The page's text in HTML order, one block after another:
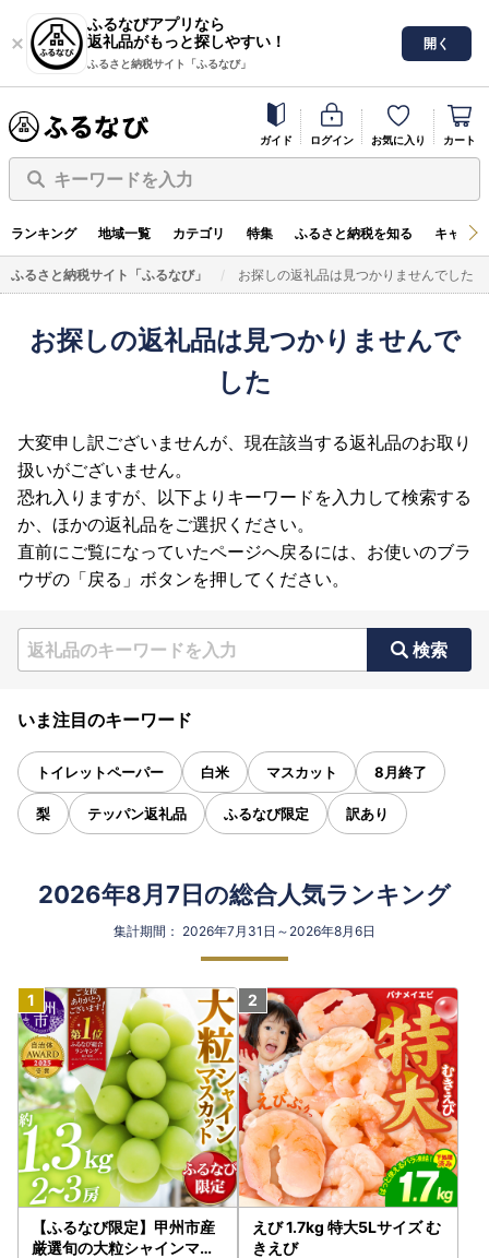
ふるなびアプリなら
返礼品がもっと探しやすい！
ふるさと納税サイト「ふるなび」
開く
ガイド ログイン お気に入り カート
キーワードを入力
ランキング 地域一覧 カテゴリ 特集 ふるさと納税を知る キャン
ふるさと納税サイト「ふるなび」 お探しの返礼品は見つかりませんでした
お探しの返礼品は見つかりませんで
した
大変申し訳ございませんが、現在該当する返礼品のお取り
扱いがございません。
恐れ入りますが、以下よりキーワードを入力して検索する
か、ほかの返礼品をご選択ください。
直前にご覧になっていたページへ戻るには、お使いのブラ
ウザの「戻る」ボタンを押してください。
検索
いま注目のキーワード
トイレットペーパー 白米 マスカット 8月終了
梨 テッパン返礼品 ふるなび限定 訳あり
2026年8月7日の総合人気ランキング
集計期間： 2026年7月31日～2026年8月6日
【ふるなび限定】甲州市産
厳選旬の大粒シャインマス
えび 1.7kg 特大5Lサイズ む
きえび